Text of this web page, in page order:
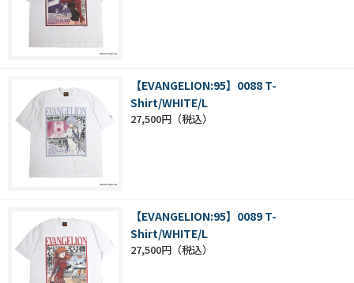
【EVANGELION:95】0088 T-
Shirt/WHITE/L
27,500円
【EVANGELION:95】0089 T-
Shirt/WHITE/L
27,500円